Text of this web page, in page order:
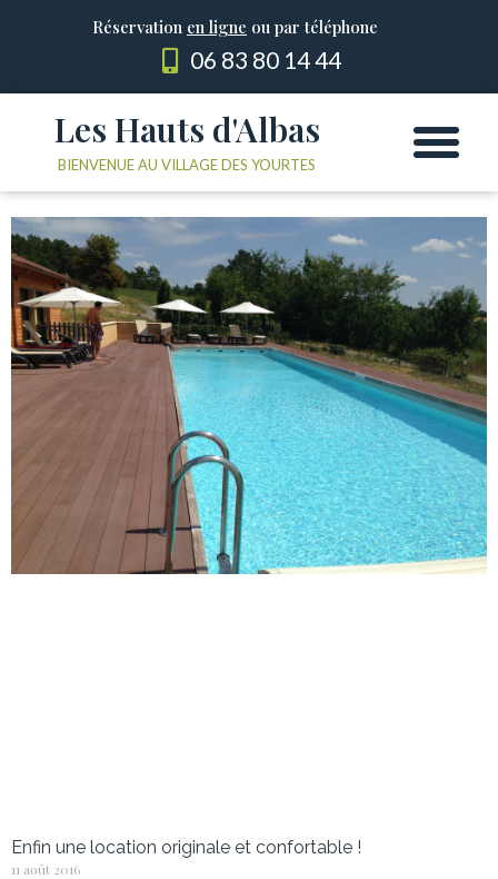
Réservation en ligne ou par téléphone
06 83 80 14 44
Les Hauts d'Albas
BIENVENUE AU VILLAGE DES YOURTES
Enfin une location originale et confortable !
11 août 2016